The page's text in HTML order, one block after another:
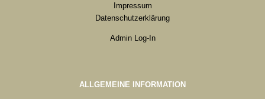
Impressum
Datenschutzerklärung
Admin Log-In
ALLGEMEINE INFORMATION